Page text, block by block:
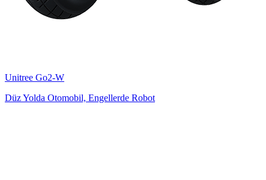
Unitree Go2-W
Düz Yolda Otomobil, Engellerde Robot